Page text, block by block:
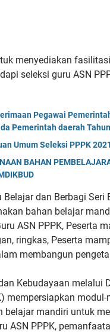
menyediakan
seleksi guru ASN
Pegawai
Pemerintah daerah
Umum Seleksi PPPK 2021
BAHAN
dan Berbagi Seri
bahan belajar
ASN PPPK, Peserta
ringkas, Peserta
membangun
Kebudayaan melalui
mempersiapkan
belajar mandiri untuk
ASN PPPK,